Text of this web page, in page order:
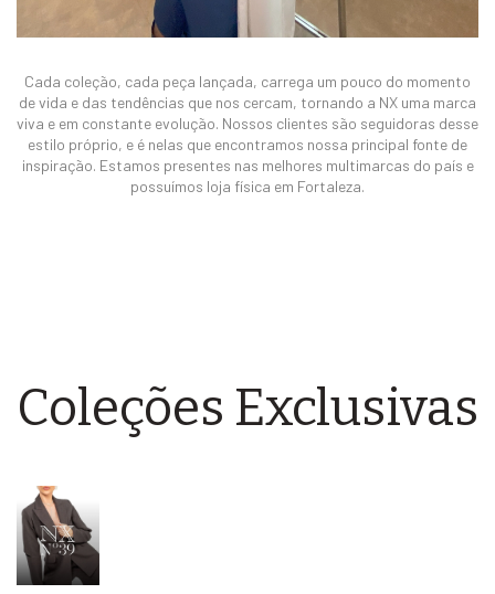
Cada coleção, cada peça lançada, carrega um pouco do momento
de vida e das tendências que nos cercam, tornando a NX uma marca
viva e em constante evolução. Nossos clientes são seguidoras desse
estilo próprio, e é nelas que encontramos nossa principal fonte de
inspiração. Estamos presentes nas melhores multimarcas do país e
possuímos loja física em Fortaleza.
Coleções Exclusivas